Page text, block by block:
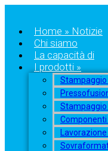
Home » Notizie
Chi siamo
La capacità di
I prodotti »
Stampaggio